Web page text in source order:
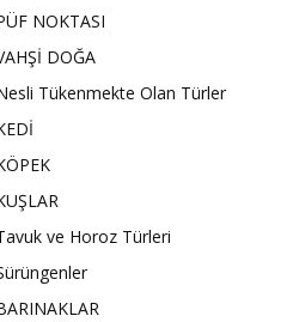
NOKTASI
DOĞA
Tükenmekte Olan Türler
ve Horoz Türleri